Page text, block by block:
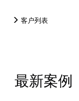
客户列表
最新案例